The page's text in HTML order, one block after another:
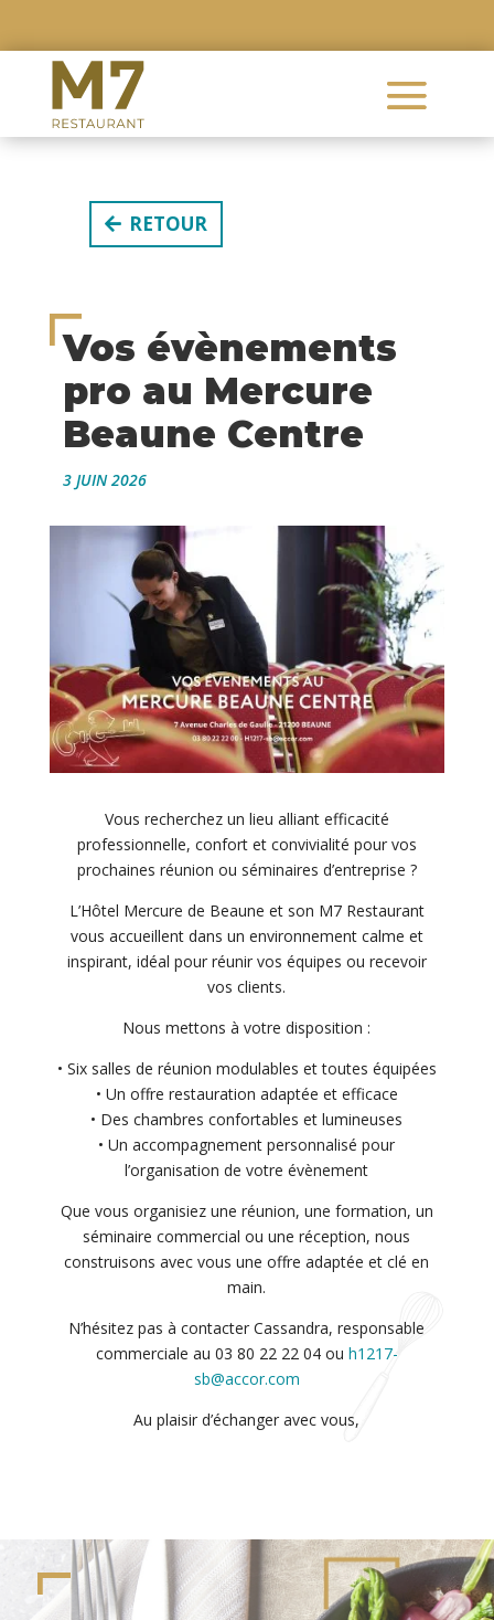
RETOUR
Vos évènements
pro au Mercure
Beaune Centre
3 JUIN 2026
Vous recherchez un lieu alliant efficacité
professionnelle, confort et convivialité pour vos
prochaines réunion ou séminaires d’entreprise ?
L’Hôtel Mercure de Beaune et son M7 Restaurant
vous accueillent dans un environnement calme et
inspirant, idéal pour réunir vos équipes ou recevoir
vos clients.
Nous mettons à votre disposition :
• Six salles de réunion modulables et toutes équipées
• Un offre restauration adaptée et efficace
• Des chambres confortables et lumineuses
• Un accompagnement personnalisé pour
l’organisation de votre évènement
Que vous organisiez une réunion, une formation, un
séminaire commercial ou une réception, nous
construisons avec vous une offre adaptée et clé en
main.
N’hésitez pas à contacter Cassandra, responsable
commerciale au 03 80 22 22 04 ou h1217-
sb@accor.com
Au plaisir d’échanger avec vous,